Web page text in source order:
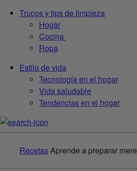
Trucos y tips de limpieza
Hogar
Cocina
Ropa
Estilo de vida
Tecnología en el hogar
Vida saludable
Tendencias en el hogar
RecetasAprende a preparar